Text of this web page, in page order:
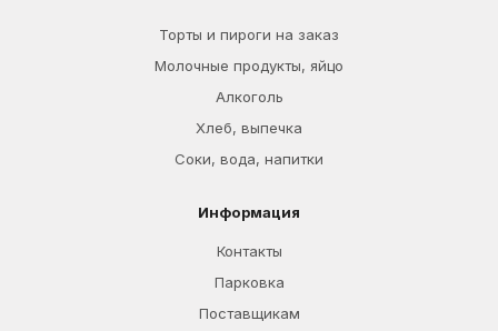
Торты и пироги на заказ
Молочные продукты, яйцо
Алкоголь
Хлеб, выпечка
Соки, вода, напитки
Информация
Контакты
Парковка
Поставщикам